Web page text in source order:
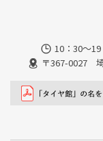
10：30
〒367-0027